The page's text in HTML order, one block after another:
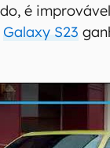
é
Galaxy S23